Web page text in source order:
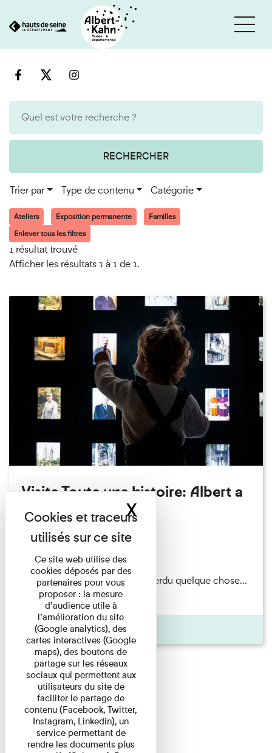
au
RECHERCHER
Trier par Type de contenu Catégorie
Ateliers Exposition permanente
Familles
Enlever tous les filtres
1 résultat trouvé
Afficher les résultats 1 à 1 de 1.
Visite Toute une histoire: Albert a
perdu son chapeau!
Exposition permanente
Du 15/08/2026 au 15/08/2026
Il semblerait qu’Albert Kahn a perdu quelque chose...
Accompagnés d’une ...
Agenda
Cookies et traceurs utilisés sur ce site
Ce site web utilise des
cookies déposés par des
partenaires pour vous
proposer : la mesure
d’audience utile à
l’amélioration du site
(Google analytics), des
cartes interactives (Google
maps), des boutons de
partage sur les réseaux
sociaux qui permettent aux
utilisateurs du site de
faciliter le partage de
contenu (Facebook, Twitter,
Instagram, Linkedin), un
service permettant de
rendre les documents plus
XMasquer le